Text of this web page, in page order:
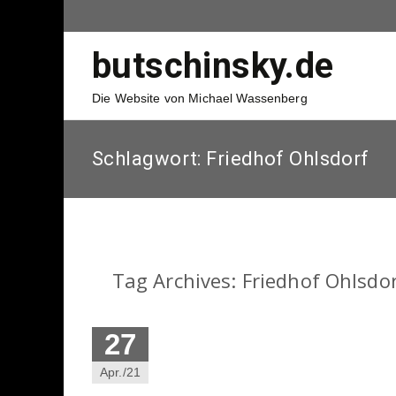
butschinsky.de
Die Website von Michael Wassenberg
Schlagwort: Friedhof Ohlsdorf
Tag Archives: Friedhof
27
Apr./21